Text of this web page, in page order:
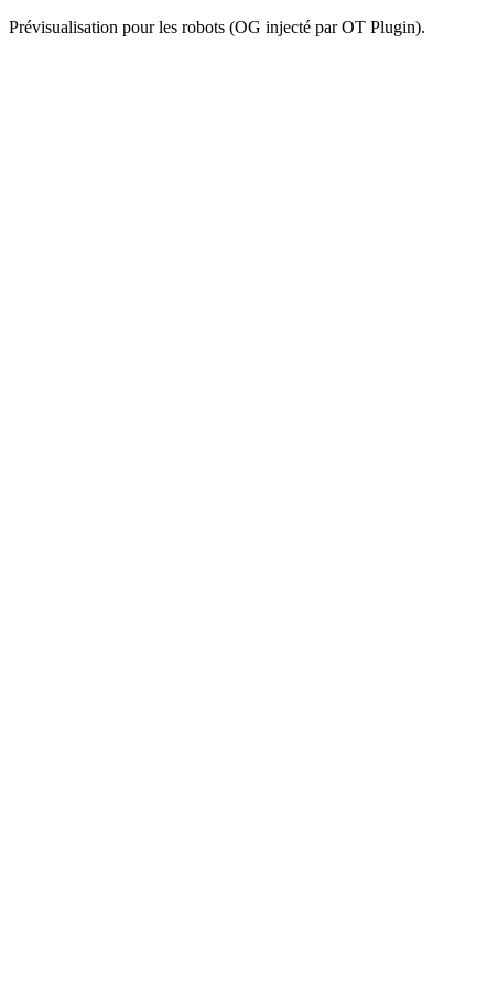
Prévisualisation pour les robots (OG injecté par OT Plugin).